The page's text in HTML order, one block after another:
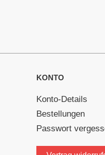
KONTO
Konto-Details
Bestellungen
Passwort